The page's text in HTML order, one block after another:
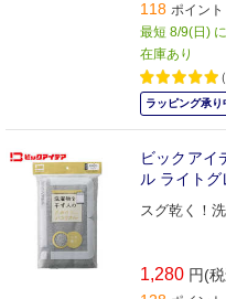
118 ポイン
最短 8/9(日)
在庫あり
（
ラッピング承り
ビックアイ
ル ライト
スグ乾く！
1,280 円(